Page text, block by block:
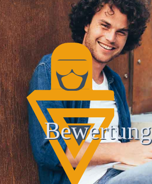
Bewertung